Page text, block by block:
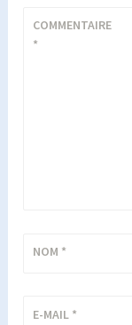
COMMENTAIRE
*
NOM *
E-MAIL *